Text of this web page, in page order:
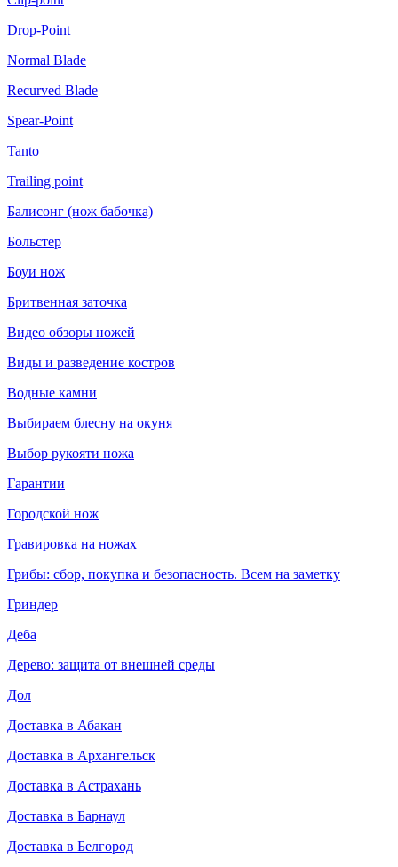
Drop-Point
Normal Blade
Recurved Blade
Spear-Point
Tanto
Trailing point
Балисонг (нож бабочка)
Больстер
Боуи нож
Бритвенная заточка
Видео обзоры ножей
Виды и разведение костров
Водные камни
Выбираем блесну на окуня
Выбор рукояти ножа
Гарантии
Городской нож
Гравировка на ножах
Грибы: сбор, покупка и безопасность. Всем на заметку
Гриндер
Деба
Дерево: защита от внешней среды
Дол
Доставка в Абакан
Доставка в Архангельск
Доставка в Астрахань
Доставка в Барнаул
Доставка в Белгород